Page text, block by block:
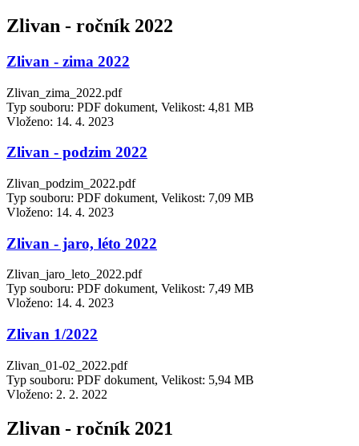
Zlivan - ročník 2022
Zlivan - zima 2022
Zlivan_zima_2022.pdf
Typ souboru: PDF dokument, Velikost: 4,81 MB
Vloženo: 14. 4. 2023
Zlivan - podzim 2022
Zlivan_podzim_2022.pdf
Typ souboru: PDF dokument, Velikost: 7,09 MB
Vloženo: 14. 4. 2023
Zlivan - jaro, léto 2022
Zlivan_jaro_leto_2022.pdf
Typ souboru: PDF dokument, Velikost: 7,49 MB
Vloženo: 14. 4. 2023
Zlivan 1/2022
Zlivan_01-02_2022.pdf
Typ souboru: PDF dokument, Velikost: 5,94 MB
Vloženo: 2. 2. 2022
Zlivan - ročník 2021